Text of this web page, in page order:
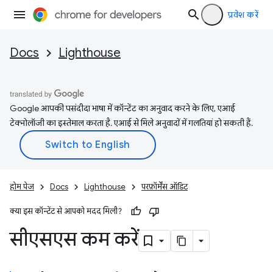
प्रवेश करें
Docs Lighthouse
Google आपकी पसंदीदा भाषा में कॉन्टेंट का अनुवाद करने के लिए, एआई
टेक्नोलॉजी का इस्तेमाल करता है. एआई से मिले अनुवादों में गलतियां हो सकती हैं.
होम पेज Docs Lighthouse परफ़ॉर्मेंस ऑडिट
क्या इस कॉन्टेंट से आपको मदद मिली?
सीएसएस कम करें